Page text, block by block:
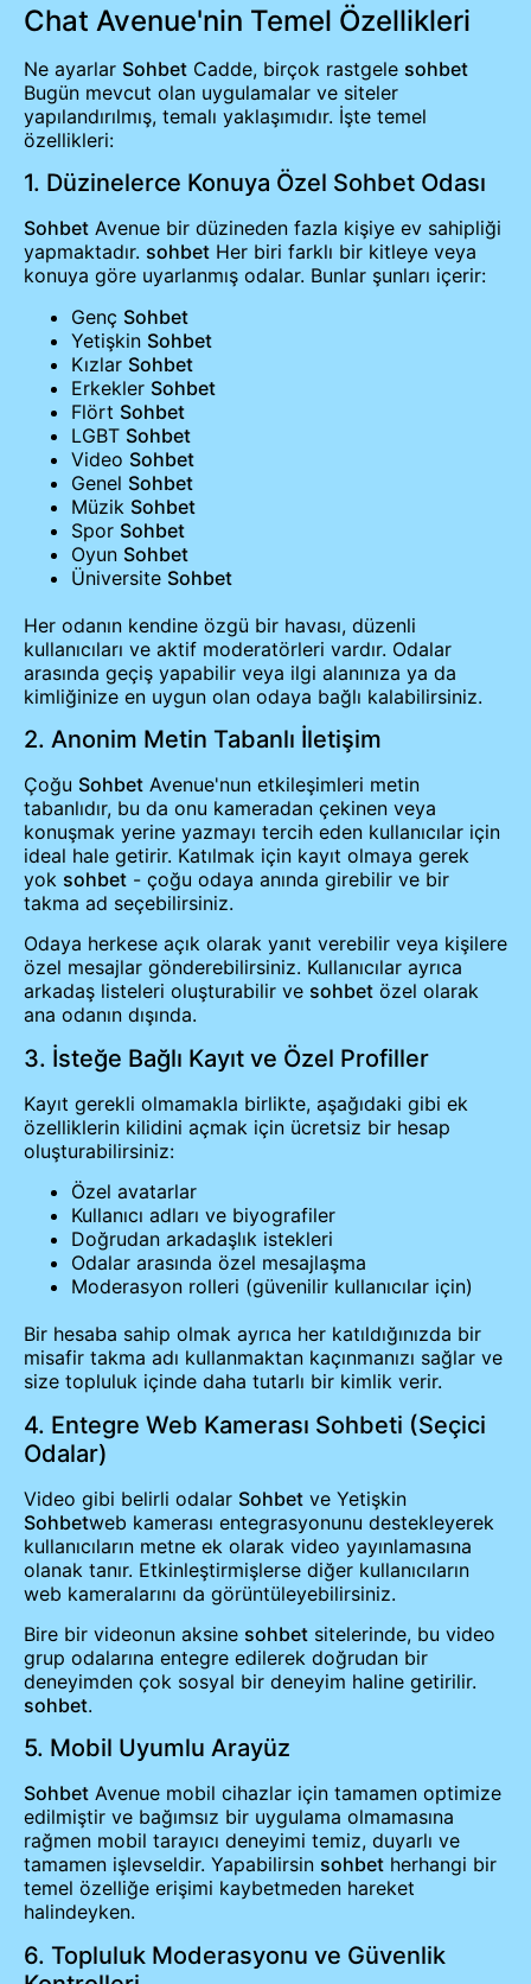
Chat Avenue'nin Temel Özellikleri
Ne ayarlar Sohbet Cadde, birçok rastgele sohbet
Bugün mevcut olan uygulamalar ve siteler
yapılandırılmış, temalı yaklaşımıdır. İşte temel
özellikleri:
1. Düzinelerce Konuya Özel Sohbet Odası
Sohbet Avenue bir düzineden fazla kişiye ev sahipliği
yapmaktadır. sohbet Her biri farklı bir kitleye veya
konuya göre uyarlanmış odalar. Bunlar şunları içerir:
Genç Sohbet
Yetişkin Sohbet
Kızlar Sohbet
Erkekler Sohbet
Flört Sohbet
LGBT Sohbet
Video Sohbet
Genel Sohbet
Müzik Sohbet
Spor Sohbet
Oyun Sohbet
Üniversite Sohbet
Her odanın kendine özgü bir havası, düzenli
kullanıcıları ve aktif moderatörleri vardır. Odalar
arasında geçiş yapabilir veya ilgi alanınıza ya da
kimliğinize en uygun olan odaya bağlı kalabilirsiniz.
2. Anonim Metin Tabanlı İletişim
Çoğu Sohbet Avenue'nun etkileşimleri metin
tabanlıdır, bu da onu kameradan çekinen veya
konuşmak yerine yazmayı tercih eden kullanıcılar için
ideal hale getirir. Katılmak için kayıt olmaya gerek
yok sohbet - çoğu odaya anında girebilir ve bir
takma ad seçebilirsiniz.
Odaya herkese açık olarak yanıt verebilir veya kişilere
özel mesajlar gönderebilirsiniz. Kullanıcılar ayrıca
arkadaş listeleri oluşturabilir ve sohbet özel olarak
ana odanın dışında.
3. İsteğe Bağlı Kayıt ve Özel Profiller
Kayıt gerekli olmamakla birlikte, aşağıdaki gibi ek
özelliklerin kilidini açmak için ücretsiz bir hesap
oluşturabilirsiniz:
Özel avatarlar
Kullanıcı adları ve biyografiler
Doğrudan arkadaşlık istekleri
Odalar arasında özel mesajlaşma
Moderasyon rolleri (güvenilir kullanıcılar için)
Bir hesaba sahip olmak ayrıca her katıldığınızda bir
misafir takma adı kullanmaktan kaçınmanızı sağlar ve
size topluluk içinde daha tutarlı bir kimlik verir.
4. Entegre Web Kamerası Sohbeti (Seçici
Odalar)
Video gibi belirli odalar Sohbet ve Yetişkin
Sohbetweb kamerası entegrasyonunu destekleyerek
kullanıcıların metne ek olarak video yayınlamasına
olanak tanır. Etkinleştirmişlerse diğer kullanıcıların
web kameralarını da görüntüleyebilirsiniz.
Bire bir videonun aksine sohbet sitelerinde, bu video
grup odalarına entegre edilerek doğrudan bir
deneyimden çok sosyal bir deneyim haline getirilir.
sohbet.
5. Mobil Uyumlu Arayüz
Sohbet Avenue mobil cihazlar için tamamen optimize
edilmiştir ve bağımsız bir uygulama olmamasına
rağmen mobil tarayıcı deneyimi temiz, duyarlı ve
tamamen işlevseldir. Yapabilirsin sohbet herhangi bir
temel özelliğe erişimi kaybetmeden hareket
halindeyken.
6. Topluluk Moderasyonu ve Güvenlik